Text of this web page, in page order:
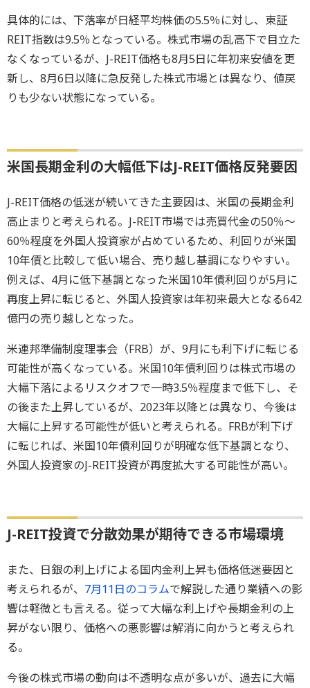
具体的には、下落率が日経平均株価の5.5％に対し、東証
REIT指数は9.5％となっている。株式市場の乱高下で目立た
なくなっているが、J-REIT価格も8月5日に年初来安値を更
新し、8月6日以降に急反発した株式市場とは異なり、値戻
りも少ない状態になっている。
米国長期金利の大幅低下はJ-REIT価格反発要因
J-REIT価格の低迷が続いてきた主要因は、米国の長期金利
高止まりと考えられる。J-REIT市場では売買代金の50％～
60％程度を外国人投資家が占めているため、利回りが米国
10年債と比較して低い場合、売り越し基調になりやすい。
例えば、4月に低下基調となった米国10年債利回りが5月に
再度上昇に転じると、外国人投資家は年初来最大となる642
億円の売り越しとなった。
米連邦準備制度理事会（FRB）が、9月にも利下げに転じる
可能性が高くなっている。米国10年債利回りは株式市場の
大幅下落によるリスクオフで一時3.5％程度まで低下し、そ
の後また上昇しているが、2023年以降とは異なり、今後は
大幅に上昇する可能性が低いと考えられる。FRBが利下げ
に転じれば、米国10年債利回りが明確な低下基調となり、
外国人投資家のJ-REIT投資が再度拡大する可能性が高い。
J-REIT投資で分散効果が期待できる市場環境
また、日銀の利上げによる国内金利上昇も価格低迷要因と
考えられるが、 7月11日のコラムで解説した通り業績への影
響は軽微とも言える。従って大幅な利上げや長期金利の上
昇がない限り、価格への悪影響は解消に向かうと考えられ
る。
今後の株式市場の動向は不透明な点が多いが、過去に大幅